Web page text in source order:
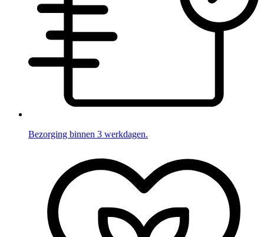
Bezorging binnen 3 werkdagen.